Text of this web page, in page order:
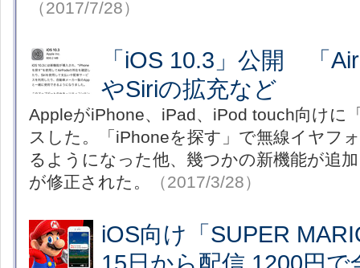
（2017/7/28）
「iOS 10.3」公開 「
やSiriの拡充など
AppleがiPhone、iPad、iPod touch向けに
スした。「iPhoneを探す」で無線イヤフ
るようになった他、幾つかの新機能が追
が修正された。
（2017/3/28）
iOS向け「SUPER
15日から配信 1200円